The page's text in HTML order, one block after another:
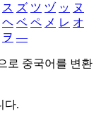
ス ズ ツ ヅ ッ ヌ
ヘ ベ ペ メ レ オ
ヲ ―
로 중국어를 변환
다.